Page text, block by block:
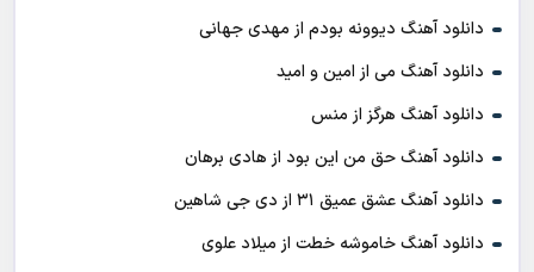
دانلود آهنگ دیوونه بودم از مهدی جهانی
دانلود آهنگ می از امین و امید
دانلود آهنگ هرگز از منس
دانلود آهنگ حق من این بود از هادی برهان
دانلود آهنگ عشق عمیق ۳۱ از دی جی شاهین
دانلود آهنگ خاموشه خطت از میلاد علوی